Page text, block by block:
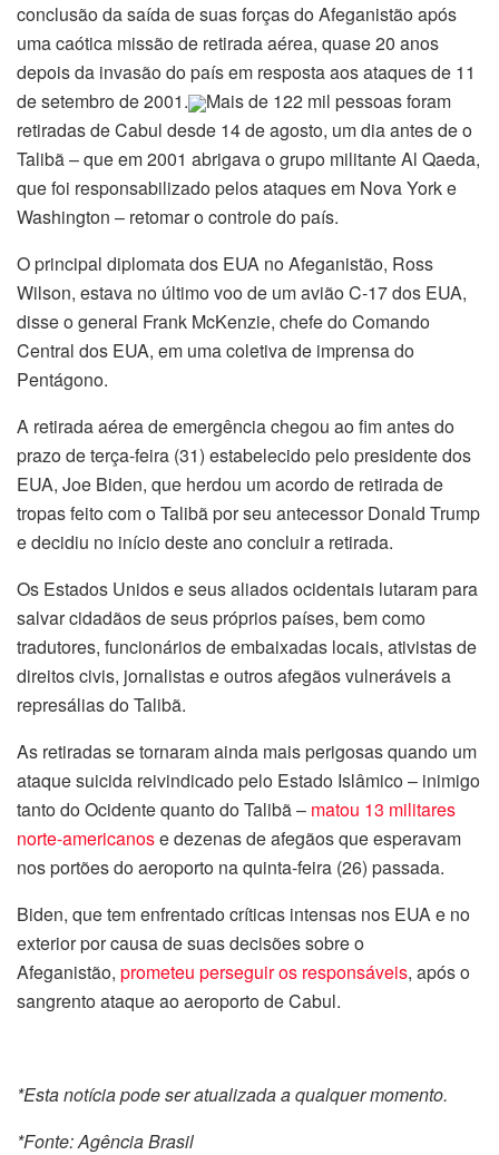
conclusão da saída de suas forças do Afeganistão após
uma caótica missão de retirada aérea, quase 20 anos
depois da invasão do país em resposta aos ataques de 11
de setembro de 2001.
Mais de 122 mil pessoas foram
retiradas de Cabul desde 14 de agosto, um dia antes de o
Talibã – que em 2001 abrigava o grupo militante Al Qaeda,
que foi responsabilizado pelos ataques em Nova York e
Washington – retomar o controle do país.
O principal diplomata dos EUA no Afeganistão, Ross
Wilson, estava no último voo de um avião C-17 dos EUA,
disse o general Frank McKenzie, chefe do Comando
Central dos EUA, em uma coletiva de imprensa do
Pentágono.
A retirada aérea de emergência chegou ao fim antes do
prazo de terça-feira (31) estabelecido pelo presidente dos
EUA, Joe Biden, que herdou um acordo de retirada de
tropas feito com o Talibã por seu antecessor Donald Trump
e decidiu no início deste ano concluir a retirada.
Os Estados Unidos e seus aliados ocidentais lutaram para
salvar cidadãos de seus próprios países, bem como
tradutores, funcionários de embaixadas locais, ativistas de
direitos civis, jornalistas e outros afegãos vulneráveis a
represálias do Talibã.
As retiradas se tornaram ainda mais perigosas quando um
ataque suicida reivindicado pelo Estado Islâmico – inimigo
tanto do Ocidente quanto do Talibã – matou 13 militares
norte-americanose dezenas de afegãos que esperavam
nos portões do aeroporto na quinta-feira (26) passada.
Biden, que tem enfrentado críticas intensas nos EUA e no
exterior por causa de suas decisões sobre o
Afeganistão, prometeu perseguir os responsáveis, após o
sangrento ataque ao aeroporto de Cabul.
*Esta notícia pode ser atualizada a qualquer momento.
*Fonte: Agência Brasil